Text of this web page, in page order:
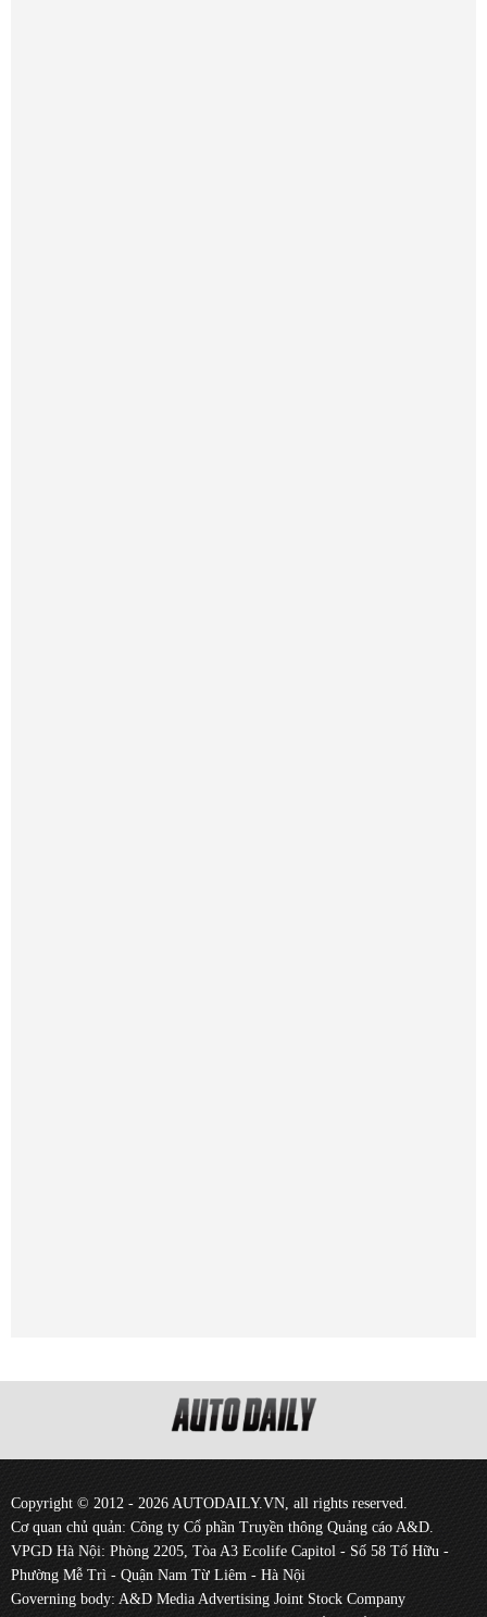
Copyright © 2012 - 2026 AUTODAILY.VN, all rights reserved.
Cơ quan chủ quản: Công ty Cổ phần Truyền thông Quảng cáo A&D.
VPGD Hà Nội: Phòng 2205, Tòa A3 Ecolife Capitol - Số 58 Tố Hữu -
Phường Mễ Trì - Quận Nam Từ Liêm - Hà Nội
Governing body: A&D Media Advertising Joint Stock Company